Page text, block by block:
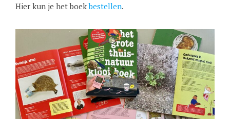
Hier kun je het boekbestellen.